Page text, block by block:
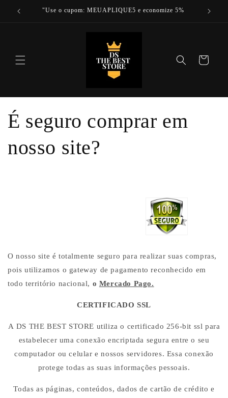
para o
"Use o cupom: MEUAPLIQUE5 e economize 5%
Carrinho
É seguro comprar em
nosso site?
O nosso site é totalmente seguro para realizar suas compras,
pois utilizamos o gateway de pagamento reconhecido em
todo território nacional, o Mercado Pago.
CERTIFICADO SSL
A DS THE BEST STORE utiliza o certificado 256-bit ssl para
estabelecer uma conexão encriptada segura entre o seu
computador ou celular e nossos servidores. Essa conexão
protege todas as suas informações pessoais.
Todas as páginas, conteúdos, dados de cartão de crédito e